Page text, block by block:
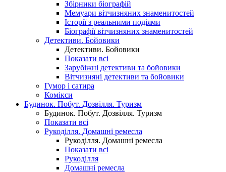
Збірники біографій
Мемуари вітчизняних знаменитостей
Історії з реальними подіями
Біографії вітчизняних знаменитостей
Детективи. Бойовики
Детективи. Бойовики
Показати всі
Зарубіжні детективи та бойовики
Вітчизняні детективи та бойовики
Гумор і сатира
Комікси
Будинок. Побут. Дозвілля. Туризм
Будинок. Побут. Дозвілля. Туризм
Показати всі
Рукоділля. Домашні ремесла
Рукоділля. Домашні ремесла
Показати всі
Рукоділля
Домашні ремесла